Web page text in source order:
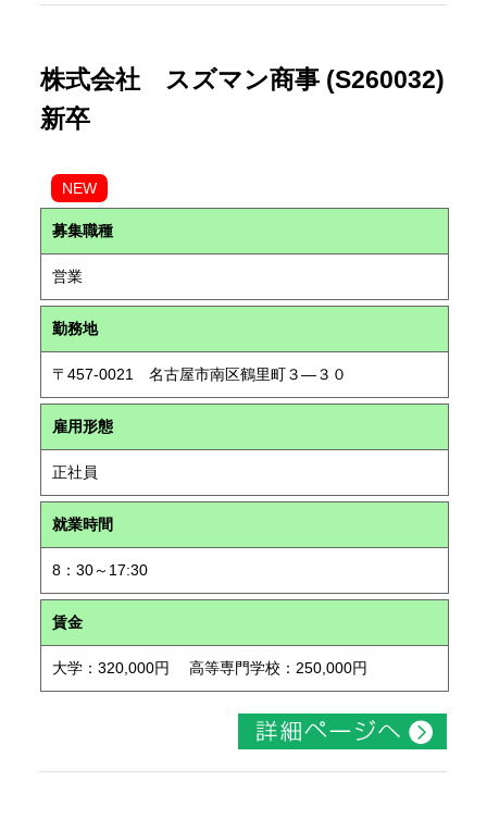
株式会社 スズマン商事 (S260032)
新卒
NEW
募集職種
営業
勤務地
〒457-0021 名古屋市南区鶴里町３―３０
雇用形態
正社員
就業時間
8：30～17:30
賃金
大学：320,000円 高等専門学校：250,000円